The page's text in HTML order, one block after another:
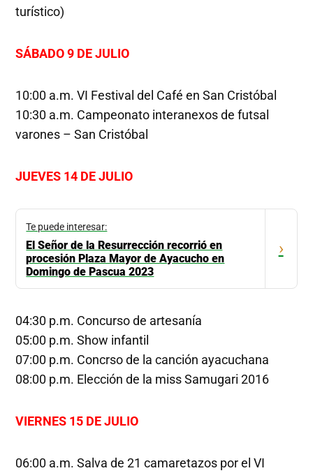
turístico)
SÁBADO 9 DE JULIO
10:00 a.m. VI Festival del Café en San Cristóbal
10:30 a.m. Campeonato interanexos de futsal
varones – San Cristóbal
JUEVES 14 DE JULIO
Te puede interesar:
El Señor de la Resurrección recorrió en
procesión Plaza Mayor de Ayacucho en
Domingo de Pascua 2023
›
04:30 p.m. Concurso de artesanía
05:00 p.m. Show infantil
07:00 p.m. Concrso de la canción ayacuchana
08:00 p.m. Elección de la miss Samugari 2016
VIERNES 15 DE JULIO
06:00 a.m. Salva de 21 camaretazos por el VI